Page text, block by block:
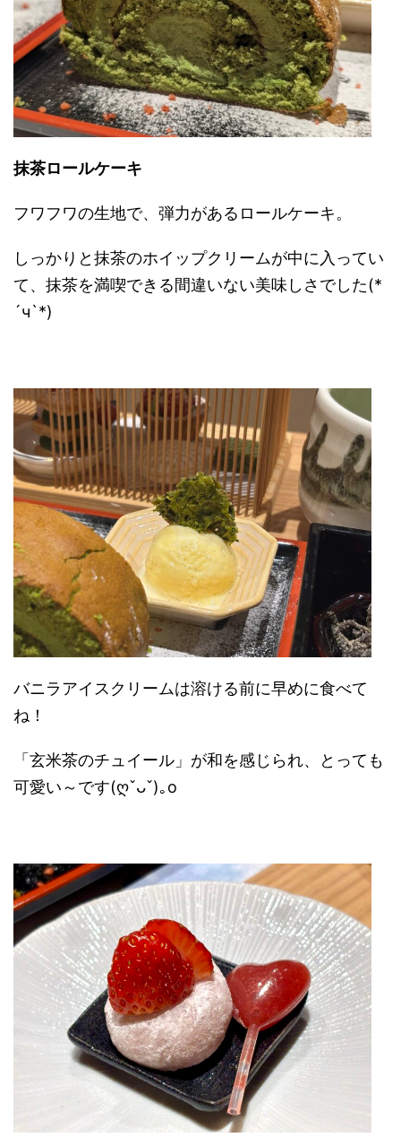
抹茶ロールケーキ
フワフワの生地で、弾力があるロールケーキ。
しっかりと抹茶のホイップクリームが中に入ってい
て、抹茶を満喫できる間違いない美味しさでした(*
´ч`*)
バニラアイスクリームは溶ける前に早めに食べて
ね！
「玄米茶のチュイール」が和を感じられ、とっても
可愛い～です(ღˇᴗˇ)｡o